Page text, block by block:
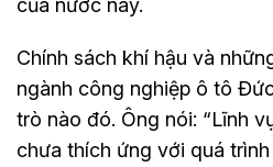
của nước này.
Chính sách khí hậu và
ngành công nghiệp ô tô
trò nào đó. Ông nói: “Lĩnh
chưa thích ứng với quá